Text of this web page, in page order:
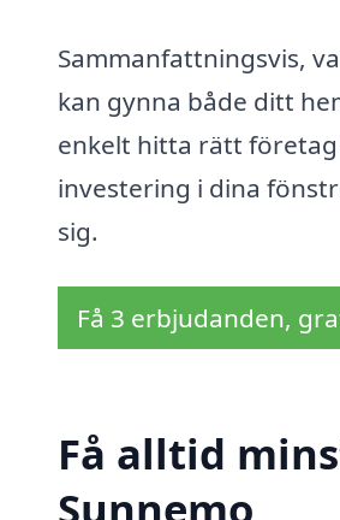
Sammanfattningsvis,
kan gynna både ditt
enkelt hitta rätt
investering i dina
sig.
Få 3 erbjudanden,
Få alltid